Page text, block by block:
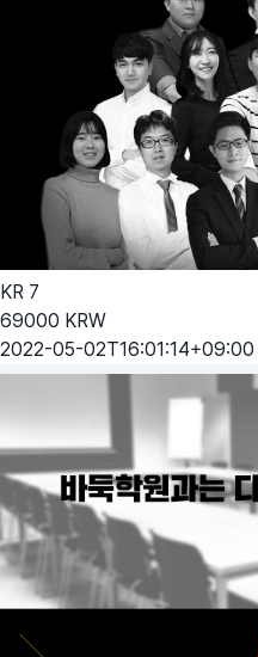
KR 7
69000 KRW
2022-05-02T16:01:14+09:00